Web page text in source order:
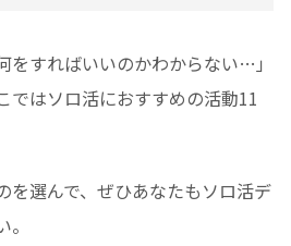
をすればいいのかわからない…」
ではソロ活におすすめの活動11
を選んで、ぜひあなたもソロ活デ